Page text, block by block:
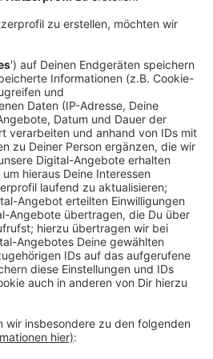
auf
fahren beim neunten
Deutschen
Die Radtour heute ist
in diesem Jahr
mitzuradeln. Die Tour führt
Zentren von Gladbach und
Uhr vor dem Minto auf der
Teilnahme ist kostenlos, teilt
die Teilnehmenden sich